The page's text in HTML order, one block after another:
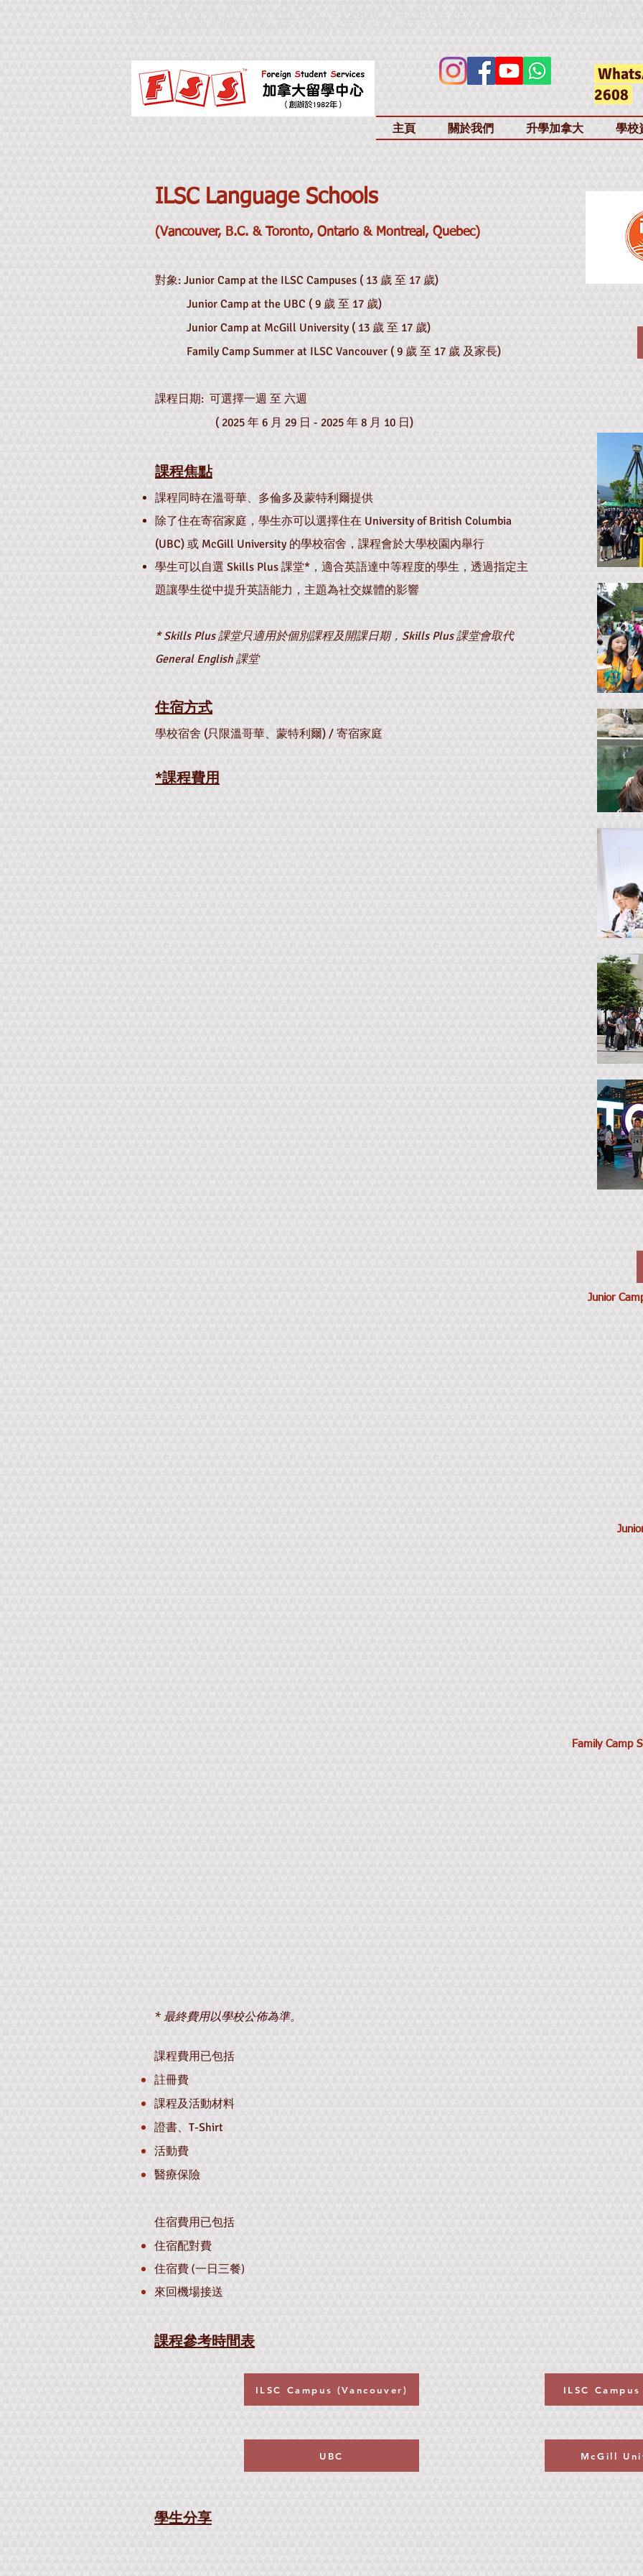
2608
主頁 關於我們 升學加拿大 學校
ILSC Language Schools
(Vancouver, B.C. & Toronto, Ontario & Montreal, Quebec)
對象: Junior Camp at the ILSC Campuses ( 13 歲 至 17 歲)
Junior Camp at the UBC ( 9 歲 至 17 歲)
Junior Camp at McGill University ( 13 歲 至 17 歲)
Family Camp Summer at ILSC Vancouver ( 9 歲 至 17 歲 及家長)
課程日期: 可選擇一週 至 六週
( 2025 年 6 月 29 日 - 2025 年 8 月 10 日)
課程焦點
課程同時在溫哥華、多倫多及蒙特利爾提供​
除了住在寄宿家庭，學生亦可以選擇住在 University of British Columbia
(UBC) 或 McGill University 的學校宿舍，課程會於大學校園內舉行​
學生可以自選 Skills Plus 課堂*，適合英語達中等程度的學生，透過指定主
題讓學生從中提升英語能力 ​，主題為社交媒體的影響
* Skills Plus 課堂只適用於個別課程及開課日期，Skills Plus 課堂會取代
General English 課堂
住宿方式
學校宿舍 (只限溫哥華、 蒙特利爾) / 寄宿家庭
*課程費用
* 最終費用以學校公佈為準。
課程費用已包括
註冊費
課程及活動材料
證書、T-Shirt
活動費
醫療保險
住宿費用已包括
住宿配對費
住宿費 (一日三餐)
來回機場接送
課程參考時間表
學生分享
ILSC Campus (Vancouver)
UBC
Junior
Family Camp
ILSC
McGill